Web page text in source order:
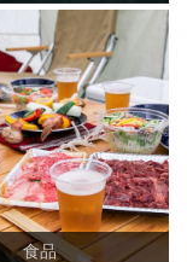
食品